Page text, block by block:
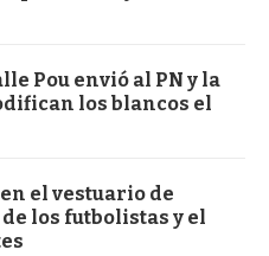
Pou envió al PN y la
los blancos el
el vestuario de
los futbolistas y el